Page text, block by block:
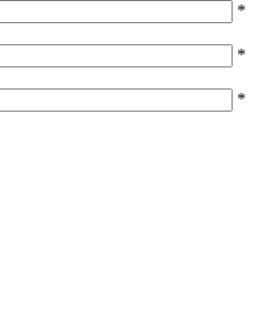
*
*
*